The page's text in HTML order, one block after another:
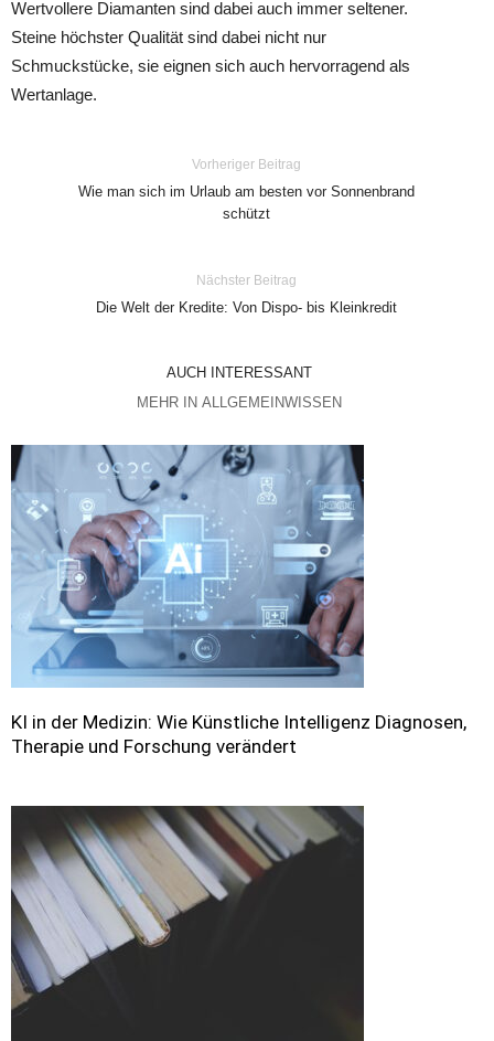
Wertvollere Diamanten sind dabei auch immer seltener.
Steine höchster Qualität sind dabei nicht nur
Schmuckstücke, sie eignen sich auch hervorragend als
Wertanlage.
Vorheriger Beitrag
Wie man sich im Urlaub am besten vor Sonnenbrand
schützt
Nächster Beitrag
Die Welt der Kredite: Von Dispo- bis Kleinkredit
AUCH INTERESSANT
MEHR IN ALLGEMEINWISSEN
KI in der Medizin: Wie Künstliche Intelligenz Diagnosen,
Therapie und Forschung verändert